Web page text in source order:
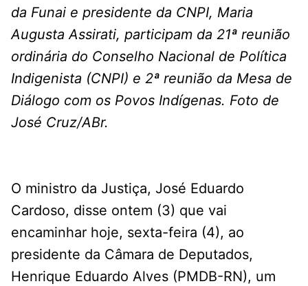
da Funai e presidente da CNPI, Maria
Augusta Assirati, participam da 21ª reunião
ordinária do Conselho Nacional de Política
Indigenista (CNPI) e 2ª reunião da Mesa de
Diálogo com os Povos Indígenas. Foto de
José Cruz/ABr.
O ministro da Justiça, José Eduardo
Cardoso, disse ontem (3) que vai
encaminhar hoje, sexta-feira (4), ao
presidente da Câmara de Deputados,
Henrique Eduardo Alves (PMDB-RN), um